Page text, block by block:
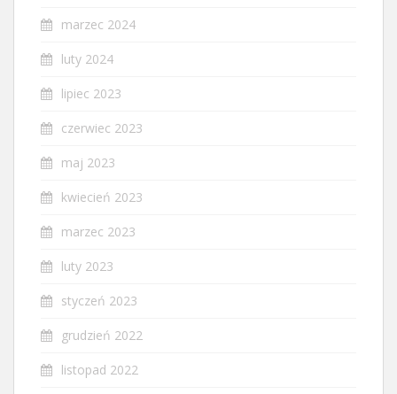
marzec 2024
luty 2024
lipiec 2023
czerwiec 2023
maj 2023
kwiecień 2023
marzec 2023
luty 2023
styczeń 2023
grudzień 2022
listopad 2022